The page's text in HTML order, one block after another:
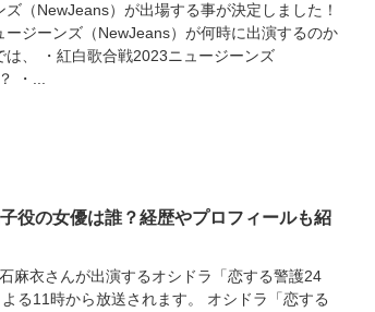
（NewJeans）が出場する事が決定しました！
ジーンズ（NewJeans）が何時に出演するのか
、 ・紅白歌合戦2023ニュージーンズ
・...
役の女優は誰？経歴やプロフィールも紹
麻衣さんが出演するオシドラ「恋する警護24
る11時から放送されます。 オシドラ「恋する